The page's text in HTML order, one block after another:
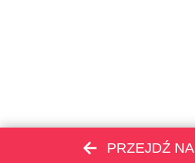
PRZEJDŹ NA